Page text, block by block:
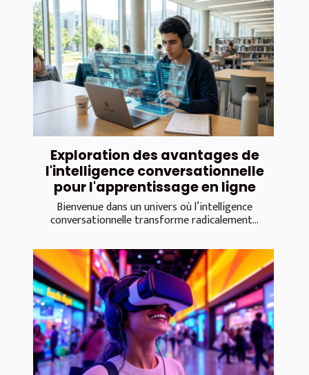
Exploration des avantages de
l'intelligence conversationnelle
pour l'apprentissage en ligne
Bienvenue dans un univers où l’intelligence
conversationnelle transforme radicalement...